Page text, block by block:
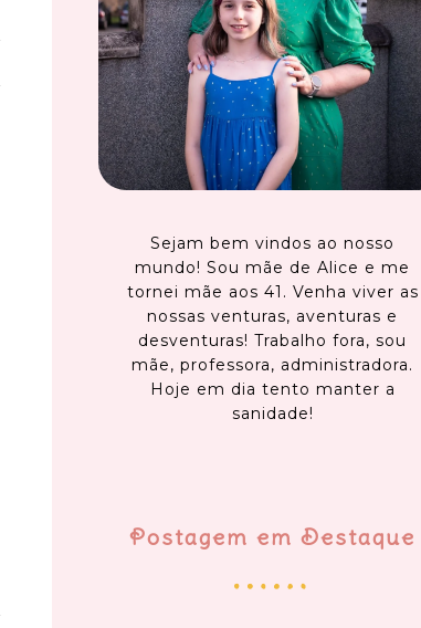
Sejam bem vindos ao nosso
mundo! Sou mãe de Alice e me
tornei mãe aos 41. Venha viver as
nossas venturas, aventuras e
desventuras! Trabalho fora, sou
mãe, professora, administradora.
Hoje em dia tento manter a
sanidade!
Postagem em Destaque